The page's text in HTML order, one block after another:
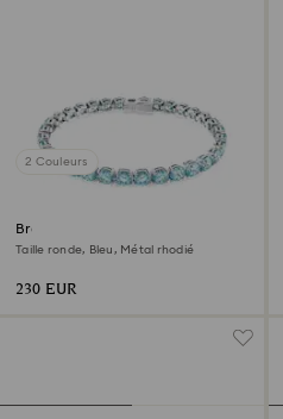
2 Couleurs
Bracelet Matrix Tennis
Taille ronde, Bleu, Métal rhodié
230 EUR